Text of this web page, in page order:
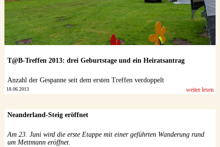
T@B-Treffen 2013: drei Geburtstage und ein Heiratsantrag
Anzahl der Gespanne seit dem ersten Treffen verdoppelt
18.06.2013 weiter lesen
Neanderland-Steig eröffnet
Am 23. Juni wird die erste Etappe mit einer geführten Wanderung rund
um Mettmann eröffnet.